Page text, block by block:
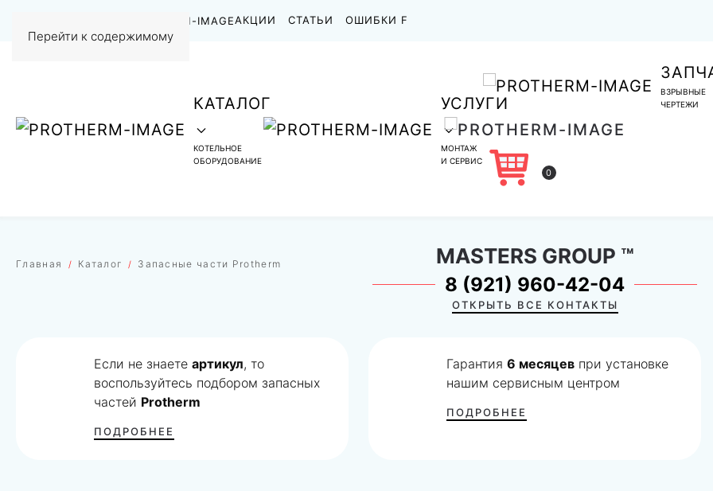
Перейти к содержимому
АКЦИИ СТАТЬИ ОШИБКИ F
КАТАЛОГ
КОТЕЛЬНОЕ
ОБОРУДОВАНИЕ
УСЛУГИ
МОНТАЖ
И СЕРВИС
ВЗРЫВНЫЕ
ЧЕРТЕЖИ
0
Главная Каталог Запасные части Protherm MASTERS GROUP ™
8 (921) 960-42-04
ОТКРЫТЬ ВСЕ КОНТАКТЫ
Если не знаетеартикул, то
воспользуйтесь подбором запасных
частей Protherm
ПОДРОБНЕЕ
Гарантия6 месяцев при установке
нашим сервисным центром
ПОДРОБНЕЕ